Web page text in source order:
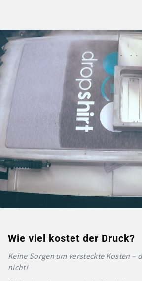
Wie viel kostet der Druck?
Keine Sorgen um versteckte Kosten –
nicht!